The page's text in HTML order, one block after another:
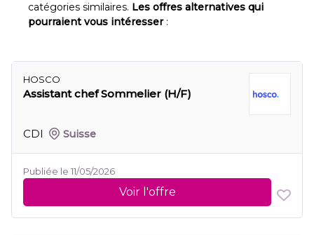
catégories similaires. Les offres alternatives qui
pourraient vous intéresser:
HOSCO
Assistant chef Sommelier (H/F)
CDI Suisse
Publiée le 11/05/2026
Voir l'offre